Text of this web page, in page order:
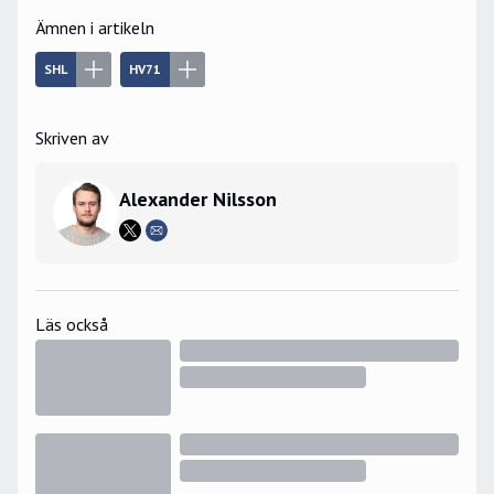
Ämnen i artikeln
SHL HV71
Skriven av
Alexander Nilsson
Läs också